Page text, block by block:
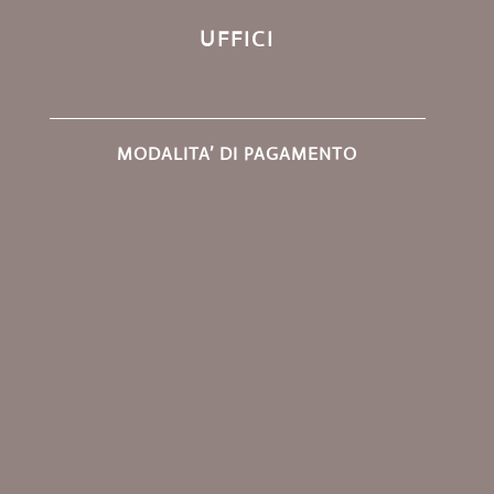
UFFICI
MODALITA’ DI PAGAMENTO